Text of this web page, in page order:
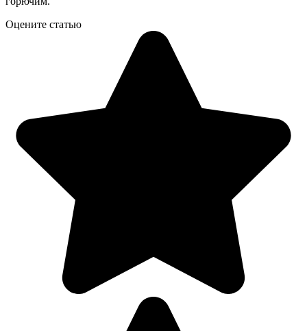
Оцените статью